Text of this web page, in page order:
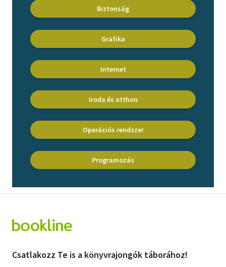
Minikönyv
Művészet
Szótár, nyelvkönyv
Tankönyv, segédkönyv
Társadalomtudomány
Természettudomány
Történelem
Biztonság
Grafika
Internet
Iroda és otthon
Operációs rendszer
Programozás
Csatlakozz Te is a könyvrajongók táborához!